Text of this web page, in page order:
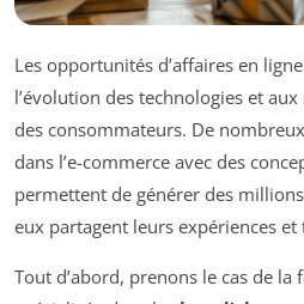
Les opportunités d’affaires en
l’évolution des technologies et
des consommateurs. De
dans l’e-commerce avec des
permettent de générer des
eux partagent leurs expériences
Tout d’abord, prenons le cas de la